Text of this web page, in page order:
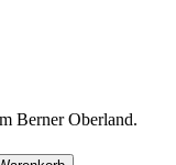
Berner Oberland.